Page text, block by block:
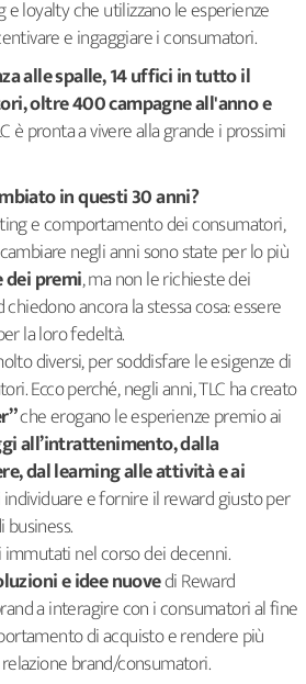
loyalty che utilizzano le esperienze
e ingaggiare i consumatori.
alle spalle, 14 uffici in tutto il
oltre 400 campagne all'anno e
è pronta a vivere alla grande i prossimi
in questi 30 anni?
e comportamento dei consumatori,
negli anni sono state per lo più
premi, ma non le richieste dei
ancora la stessa cosa: essere
la loro fedeltà.
diversi, per soddisfare le esigenze di
Ecco perché, negli anni, TLC ha creato
che erogano le esperienze premio ai
all’intrattenimento, dalla
dal learning alle attività e ai
e fornire il reward giusto per
nel corso dei decenni.
e idee nuovedi Reward
a interagire con i consumatori al fine
di acquisto e rendere più
brand/consumatori.